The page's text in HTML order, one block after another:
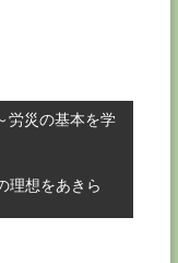
労災の基本を学
理想をあきら